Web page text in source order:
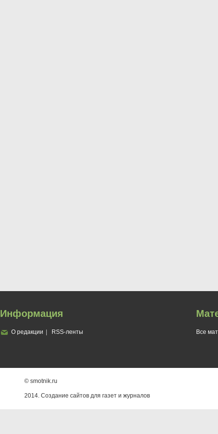
Информация
О редакции RSS-ленты Все
© smotnik.ru
2014. Создание сайтов для газет и журналов